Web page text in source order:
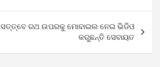
ସତ୍ତ୍ବେ ରଥ ଉପରକୁ ମୋବାଇଲ ନେଇ ଭିଡିଓ
କରୁଛନ୍ତି ସେବାୟତ